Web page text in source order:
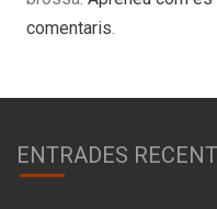
comentaris.
ENTRADES